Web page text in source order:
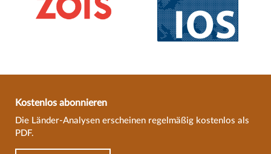
Kostenlos abonnieren
Die Länder-Analysen erscheinen regelmäßig kostenlos als
PDF.